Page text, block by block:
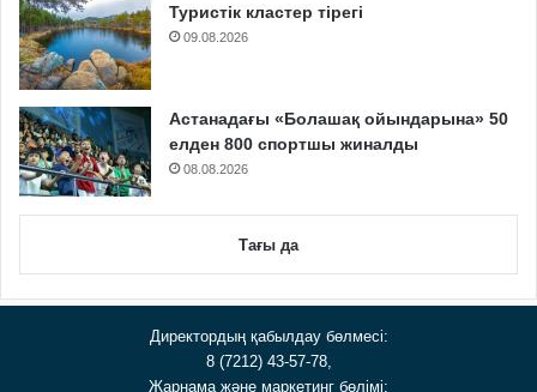
Туристік кластер тірегі
09.08.2026
Астанадағы «Болашақ ойындарына» 50
елден 800 спортшы жиналды
08.08.2026
Тағы да
Директордың қабылдау бөлмесі:
8 (7212) 43-57-78,
Жарнама және маркетинг бөлімі: